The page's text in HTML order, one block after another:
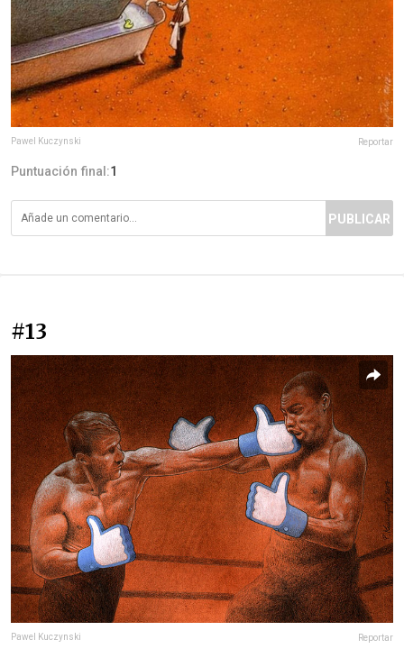
Pawel Kuczynski Reportar
Puntuación final:1
PUBLICAR
#13
Pawel Kuczynski Reportar